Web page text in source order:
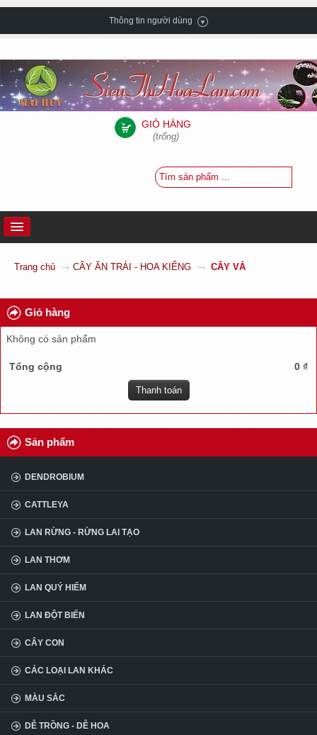
Thông tin người dùng
GIỎ HÀNG
(trống)
HƯỚNG DẪN MUA HÀNG
TUYỂN DỤNG
ĐẠI LÝ
KINH NGHIỆM
Trang chủ CÂY ĂN TRÁI - HOA KIỂNG CÂY VẢ
Giỏ hàng
Không có sản phẩm
0 ₫
Tổng cộng
Thanh toán
Sản phẩm
DENDROBIUM
CATTLEYA
LAN RỪNG - RỪNG LAI TẠO
LAN THƠM
LAN QUÝ HIẾM
LAN ĐỘT BIẾN
CÂY CON
CÁC LOẠI LAN KHÁC
MÀU SẮC
DỄ TRỒNG - DỄ HOA